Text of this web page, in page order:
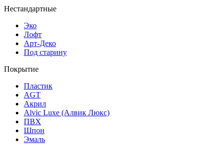
Нестандартные
Эко
Лофт
Арт-Деко
Под старину
Покрытие
Пластик
AGT
Акрил
Alvic Luxe (Алвик Люкс)
ПВХ
Шпон
Эмаль